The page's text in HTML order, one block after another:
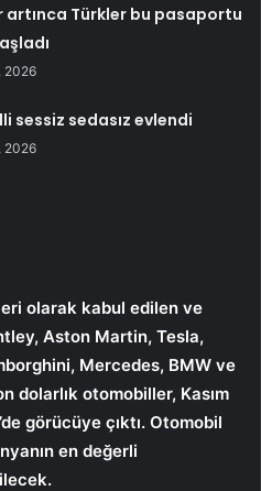
artınca Türkler bu pasaportu
2026
sessiz sedasız evlendi
2026
olarak kabul edilen ve
Aston Martin, Tesla,
Mercedes, BMW ve
dolarlık otomobiller, Kasım
görücüye çıktı. Otomobil
en değerli